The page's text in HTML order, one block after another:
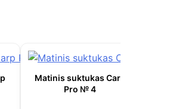
Matinis suktukas Carp
Pro № 4